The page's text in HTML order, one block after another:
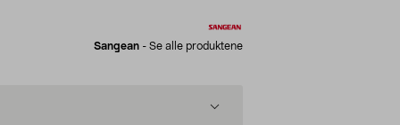
Sangean - Se alle produktene